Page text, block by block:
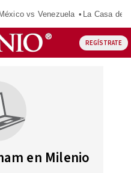
vs Venezuela La Casa de
REGÍSTRATE
en Milenio